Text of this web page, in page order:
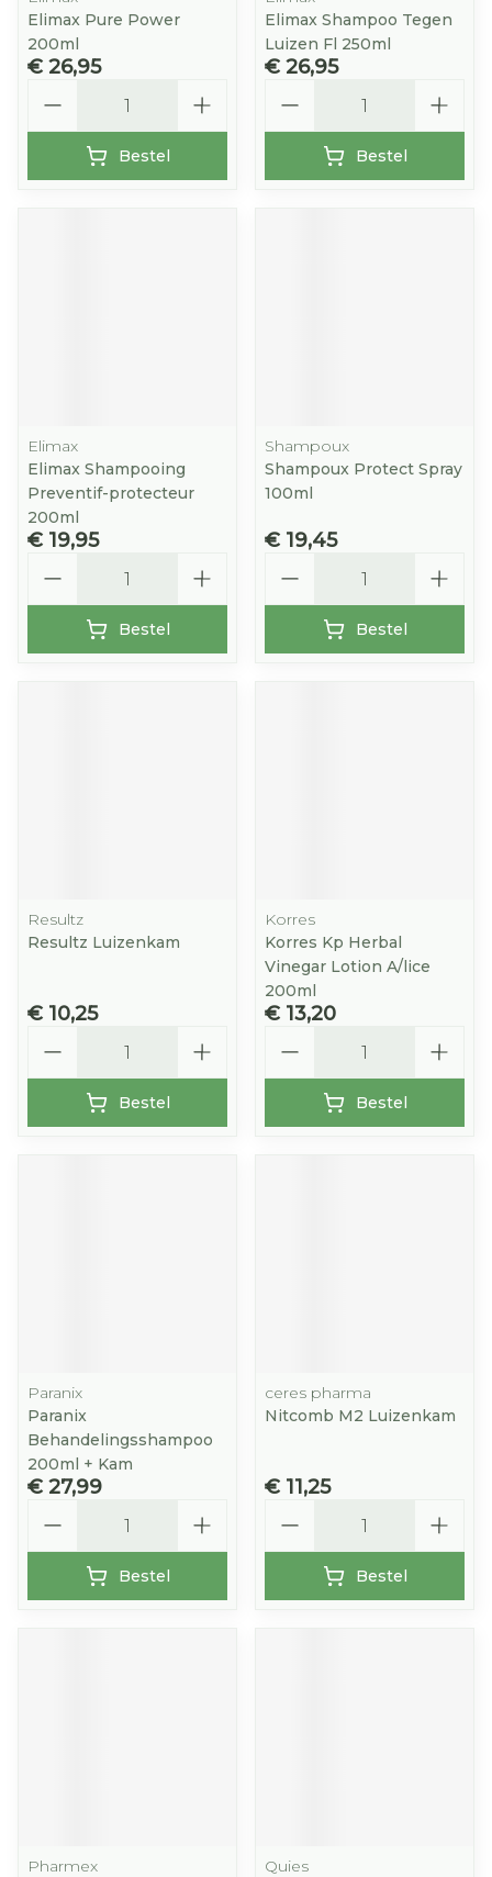
Elimax Pure Power
200ml
€ 26,95
Bestel
Elimax Shampoo Tegen
Luizen Fl 250ml
€ 26,95
Bestel
Elimax
Elimax Shampooing
Preventif-protecteur
200ml
€ 19,95
Bestel
Shampoux
Shampoux Protect Spray
100ml
€ 19,45
Bestel
Resultz
Resultz Luizenkam
€ 10,25
Bestel
Korres
Korres Kp Herbal
Vinegar Lotion A/lice
200ml
€ 13,20
Bestel
Paranix
Paranix
Behandelingsshampoo
200ml + Kam
€ 27,99
Bestel
ceres pharma
Nitcomb M2 Luizenkam
€ 11,25
Bestel
Pharmex
Quies